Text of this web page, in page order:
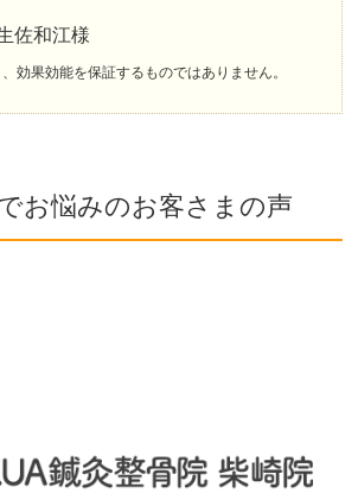
和江様
効果効能を保証するものではありません。
お悩みのお客さまの声